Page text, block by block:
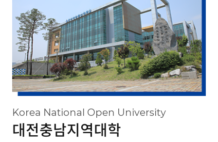
Korea National Open University
대전충남지역대학